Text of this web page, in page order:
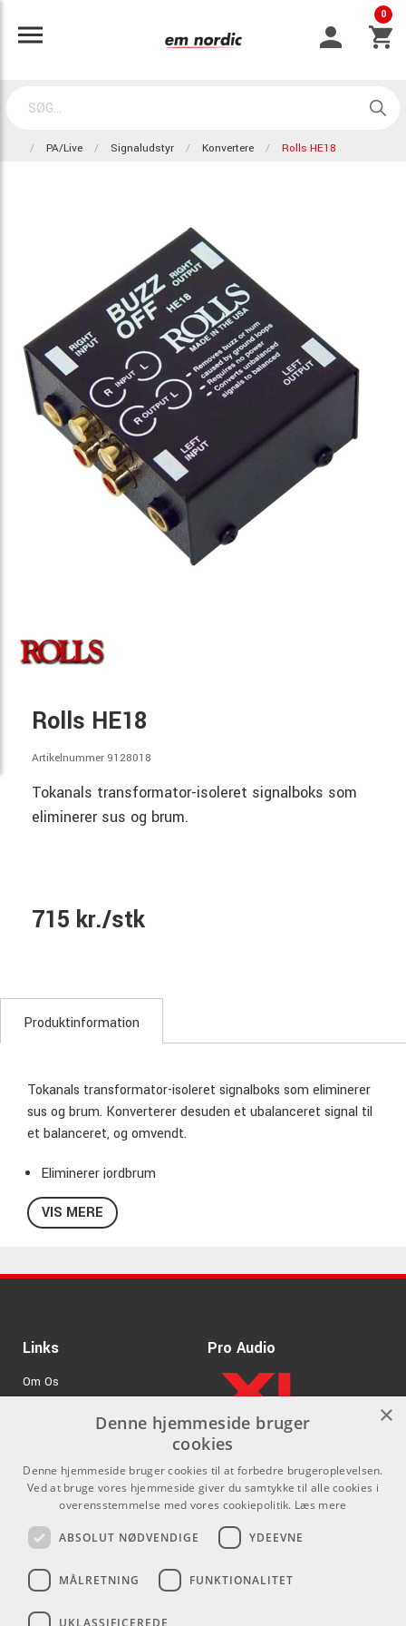
0
PA/Live Signaludstyr Konvertere Rolls HE18
Rolls HE18
Artikelnummer 9128018
Tokanals transformator-isoleret signalboks som
eliminerer sus og brum.
715 kr./stk
Produktinformation
Tokanals transformator-isoleret signalboks som eliminerer
sus og brum. Konverterer desuden et ubalanceret signal til
et balanceret, og omvendt.
Eliminerer jordbrum
Passiv enhed, skal ikke bruge strømforsyning
Konverterer balanceret line til ubalanceret, og vice versa
VIS MERE
Links
Om Os
GDPR & Cookies
Pro Audio
.
Kontakt
Som privatperson kan du ikke
købe på denne hjemmeside, alt
Sociale medier
×
Denne hjemmeside bruger
cookies
Denne hjemmeside bruger cookies til at forbedre brugeroplevelsen.
Ved at bruge vores hjemmeside giver du samtykke til alle cookies i
overensstemmelse med vores cookiepolitik. Læs mere
ABSOLUT NØDVENDIGE YDEEVNE
MÅLRETNING FUNKTIONALITET
UKLASSIFICEREDE